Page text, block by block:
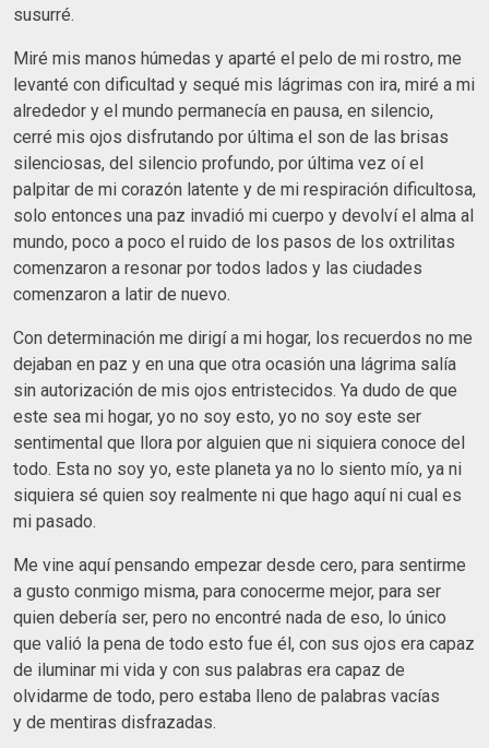
susurré.
Miré mis manos húmedas y aparté el pelo de mi rostro, me
levanté con dificultad y sequé mis lágrimas con ira, miré a mi
alrededor y el mundo permanecía en pausa, en silencio,
cerré mis ojos disfrutando por última el son de las brisas
silenciosas, del silencio profundo, por última vez oí el
palpitar de mi corazón latente y de mi respiración dificultosa,
solo entonces una paz invadió mi cuerpo y devolví el alma al
mundo, poco a poco el ruido de los pasos de los oxtrilitas
comenzaron a resonar por todos lados y las ciudades
comenzaron a latir de nuevo.
Con determinación me dirigí a mi hogar, los recuerdos no me
dejaban en paz y en una que otra ocasión una lágrima salía
sin autorización de mis ojos entristecidos. Ya dudo de que
este sea mi hogar, yo no soy esto, yo no soy este ser
sentimental que llora por alguien que ni siquiera conoce del
todo. Esta no soy yo, este planeta ya no lo siento mío, ya ni
siquiera sé quien soy realmente ni que hago aquí ni cual es
mi pasado.
Me vine aquí pensando empezar desde cero, para sentirme
a gusto conmigo misma, para conocerme mejor, para ser
quien debería ser, pero no encontré nada de eso, lo único
que valió la pena de todo esto fue él, con sus ojos era capaz
de iluminar mi vida y con sus palabras era capaz de
olvidarme de todo, pero estaba lleno de palabras vacías
y de mentiras disfrazadas.